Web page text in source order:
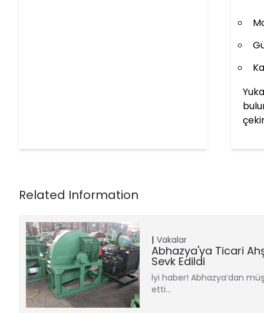
Vakalar
Abhazya'ya Ticari
Sevk Edildi
İyi haber! Abhazya’dan
etti…